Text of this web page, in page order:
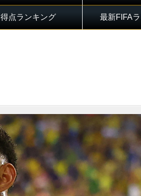
得点ランキング 最新FIFA